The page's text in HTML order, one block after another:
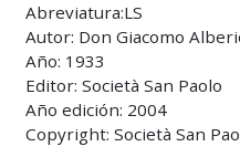
Abreviatura:LS
Autor: Don Giacomo
Año: 1933
Editor: Società San Paolo
Año edición: 2004
Copyright: Società San